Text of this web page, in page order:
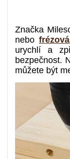
Značka
nebo
urychlí a
bezpečnost.
můžete být